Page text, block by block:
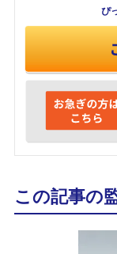
ぴ
この記事の